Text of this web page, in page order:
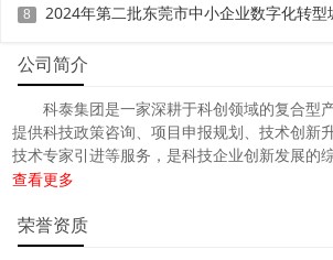
8 2024年第二批东莞市中小企业数字化转型城市试点专项资金两化融合管理体
公司简介
科泰集团是一家深耕于科创领域的复合型
提供科技政策咨询、项目申报规划、技术创新
技术专家引进等服务，是科技企业创新发展的
查看更多
荣誉资质